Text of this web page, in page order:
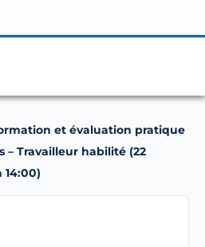
et évaluation pratique
– Travailleur habilité (22
14:00)